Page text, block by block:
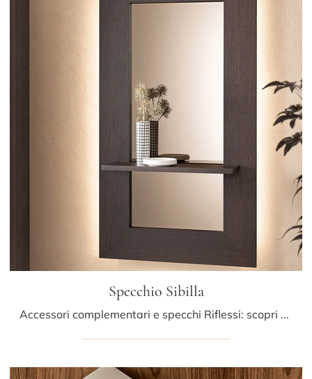
Specchio Sibilla
Accessori complementari e specchi Riflessi: scopri come valorizzare i tuoi locali moderni con il modello Specchio Sibilla.